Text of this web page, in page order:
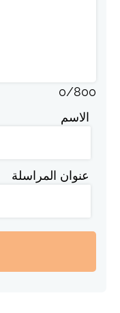
0/800
الاسم
عنوان المراسلة